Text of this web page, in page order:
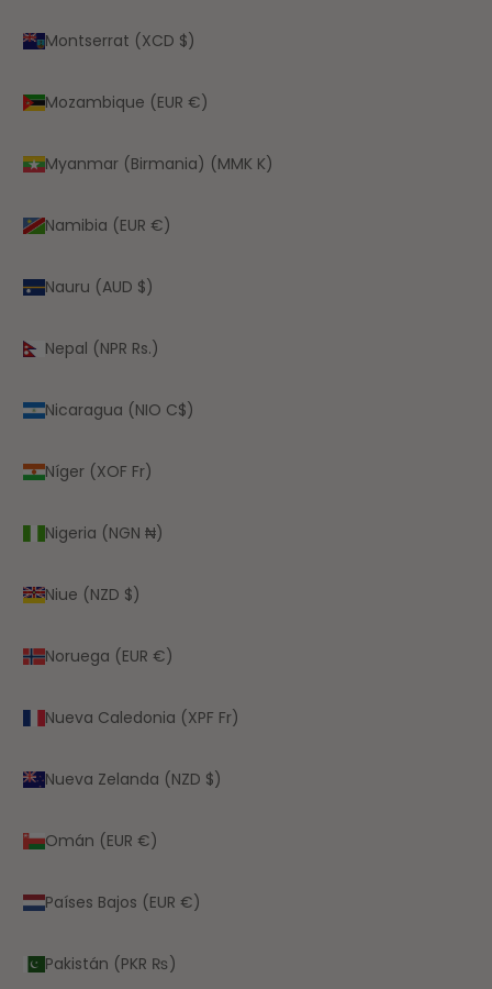
Montserrat (XCD $)
Mozambique (EUR €)
Myanmar (Birmania) (MMK K)
Namibia (EUR €)
Nauru (AUD $)
Nepal (NPR Rs.)
Nicaragua (NIO C$)
Níger (XOF Fr)
Nigeria (NGN ₦)
Niue (NZD $)
Noruega (EUR €)
Nueva Caledonia (XPF Fr)
Nueva Zelanda (NZD $)
Omán (EUR €)
Países Bajos (EUR €)
Pakistán (PKR ₨)